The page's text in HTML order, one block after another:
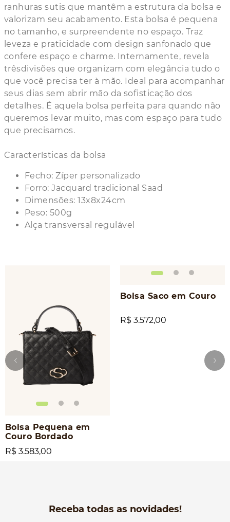
ranhuras sutis que mantêm a estrutura da bolsa e
valorizam seu acabamento. Esta bolsa é pequena
no tamanho, e surpreendente no espaço. Traz
leveza e praticidade com design sanfonado que
confere espaço e charme. Internamente, revela
trêsdivisões que organizam com elegância tudo o
que você precisa ter à mão. Ideal para acompanhar
seus dias sem abrir mão da sofisticação dos
detalhes. É aquela bolsa perfeita para quando não
queremos levar muito, mas com espaço para tudo
que precisamos.
Características da bolsa
Fecho: Zíper personalizado
Forro: Jacquard tradicional Saad
Dimensões: 13x8x24cm
Peso: 500g
Alça transversal regulável
Bolsa Pequena em
Couro Bordado
R$ 3.583,00
Bolsa Saco em Couro
R$ 3.572,00
Receba todas as novidades!